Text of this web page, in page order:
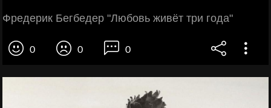
Фредерик Бегбедер "Любовь живёт три года"
0 0 0